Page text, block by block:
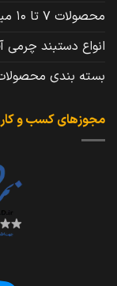
محصولات 7 تا 10 میلیون تومان
انواع دستبند چرمی
بسته بندی
مجوزهای کسب و